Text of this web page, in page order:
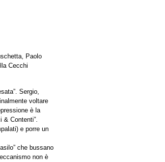
Paolo
Cecchi
Sergio,
voltare
è la
& Contenti”.
e porre un
che bussano
non è